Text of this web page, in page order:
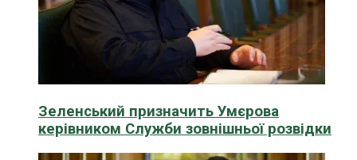
Зеленський призначить Умєрова
керівником Служби зовнішньої розвідки